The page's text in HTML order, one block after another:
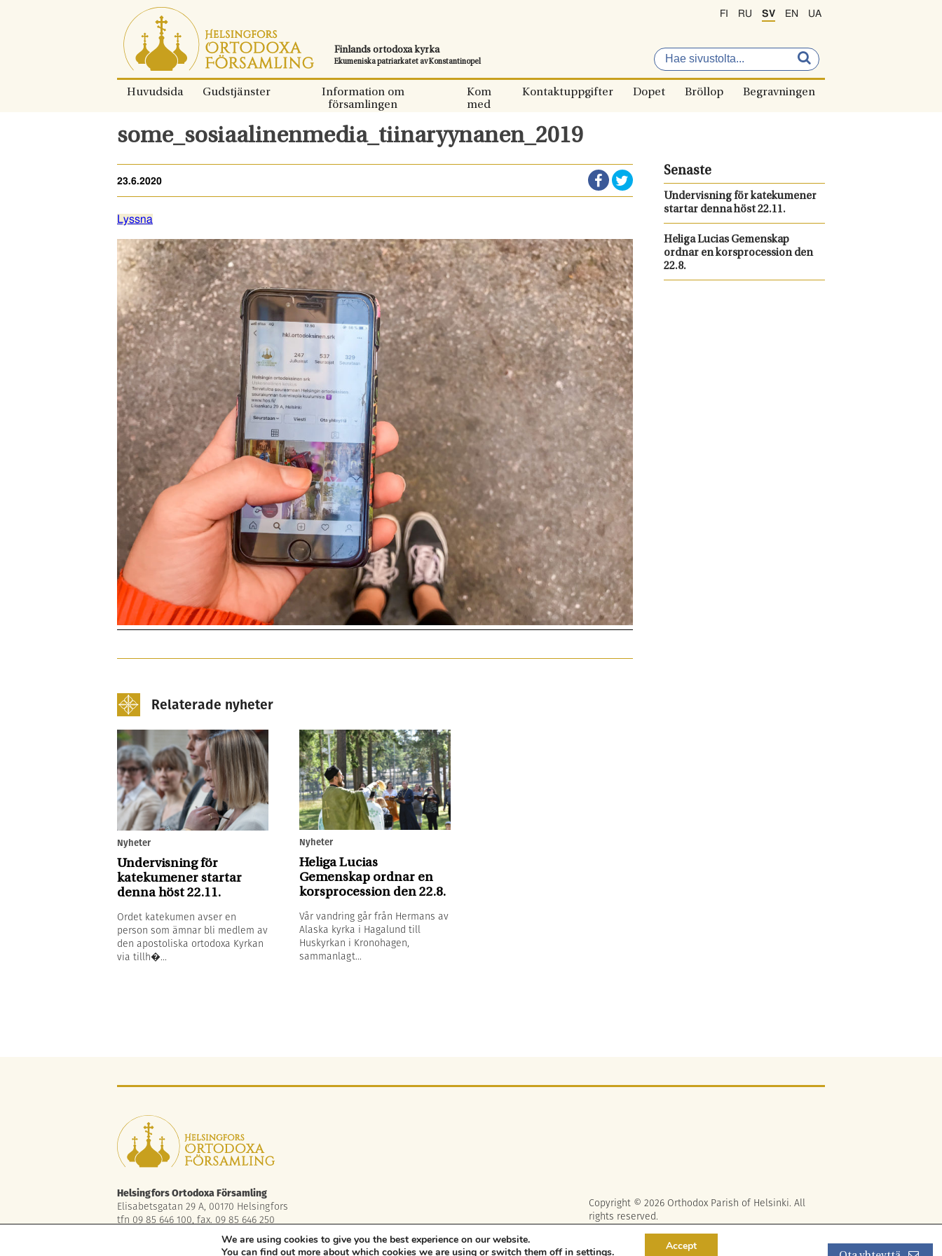
direkt
till
innehållet.
Finlands ortodoxa kyrka
Ekumeniska patriarkatet av Konstantinopel
FI RU SV EN UA
Huvudsida Gudstjänster
Information om
församlingen
Kom
med
Kontaktuppgifter Dopet Bröllop Begravningen
some_sosiaalinenmedia_tiinaryynanen_2019
23.6.2020
Lyssna
Relaterade nyheter
Nyheter
Undervisning för
katekumener startar
denna höst 22.11.
Ordet katekumen avser en
person som ämnar bli medlem av
den apostoliska ortodoxa Kyrkan
via tillh�...
Nyheter
Heliga Lucias
Gemenskap ordnar en
korsprocession den 22.8.
Vår vandring går från Hermans av
Alaska kyrka i Hagalund till
Huskyrkan i Kronohagen,
sammanlagt...
Senaste
Undervisning för katekumener
startar denna höst 22.11.
Heliga Lucias Gemenskap
ordnar en korsprocession den
22.8.
Helsingfors Ortodoxa Församling
Elisabetsgatan 29 A, 00170 Helsingfors
tfn 09 85 646 100, fax. 09 85 646 250
asiakaspalvelu.helsinki@ort.fi
Copyright © 2026 Orthodox Parish of Helsinki. All
rights reserved.
We are using cookies to give you the best experience on our website.
You can find out more about which cookies we are using or switch them off in settings. Accept